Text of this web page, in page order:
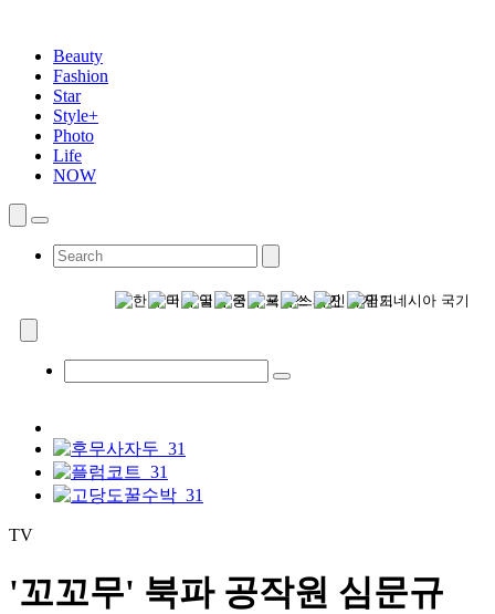
Beauty
Fashion
Star
Style+
Photo
Life
NOW
TV
'꼬꼬무' 북파 공작원 심문규